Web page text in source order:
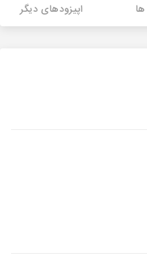
اپیزودهای دیگر